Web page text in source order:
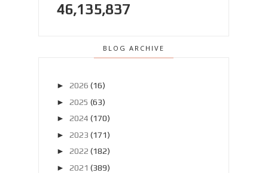
46,135,837
BLOG ARCHIVE
► 2026 (16)
► 2025 (63)
► 2024 (170)
► 2023 (171)
► 2022 (182)
► 2021 (389)